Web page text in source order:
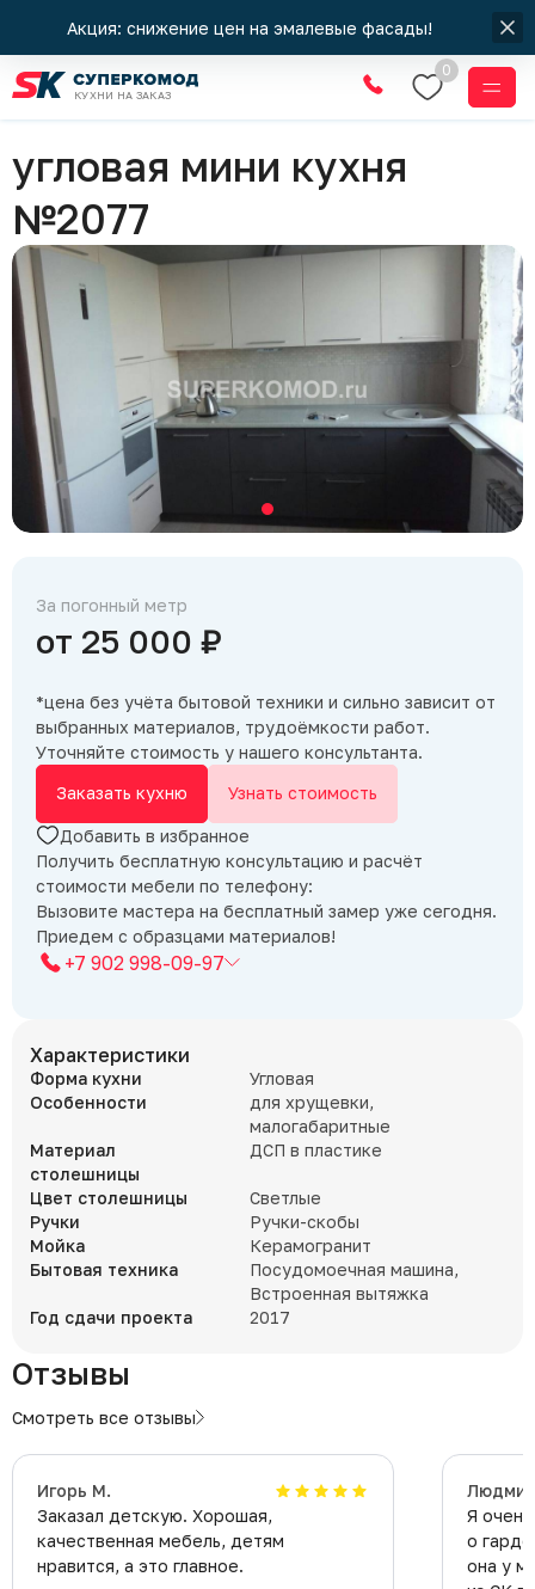
Акция: снижение цен на эмалевые фасады!
КУХНИ НА ЗАКАЗ
0
Кухни
угловая мини кухня
№2077
За погонный метр
от 25 000 ₽
*цена без учёта бытовой техники и сильно зависит от
выбранных материалов, трудоёмкости работ.
Уточняйте стоимость у нашего консультанта.
Заказать кухню Узнать стоимость
Добавить в избранное
Получить бесплатную консультацию и расчёт
стоимости мебели по телефону:
Вызовите мастера на бесплатный замер уже сегодня.
Приедем с образцами материалов!
+7 902 998-09-97
Характеристики
Форма кухни
Угловая
Особенности
для хрущевки,
малогабаритные
Материал
столешницы
ДСП в пластике
Цвет столешницы
Светлые
Ручки
Ручки-скобы
Мойка
Керамогранит
Бытовая техника
Посудомоечная машина,
Встроенная вытяжка
Год сдачи проекта
2017
Отзывы
Смотреть все отзывы
Игорь М.
Заказал детскую. Хорошая,
качественная мебель, детям
нравится, а это главное.
Я
о
она у